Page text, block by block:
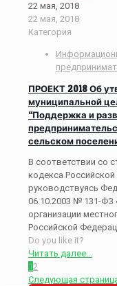
22 мая, 2018
22 мая, 2018
Категория
ПРОЕКТ 2018 Об
муниципальной
“Поддержка и
сельском
В соответствии со
кодекса
руководствуясь
06.10.2003 № 131-ФЗ
организации
Российской
Do you like it?
Читать далее...
12
Следующая